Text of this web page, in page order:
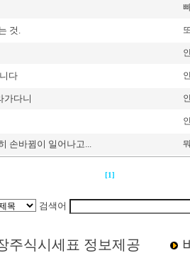
것.
다
가다니
손바뀜이 일어나고...
[1]
검색어
주식시세표 정보제공